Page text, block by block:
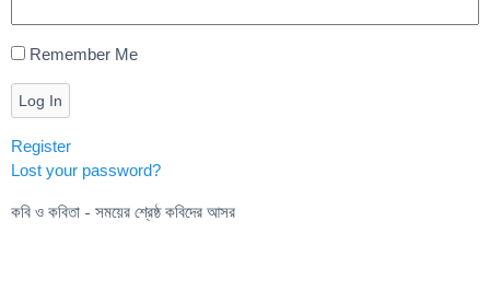
Remember Me
Log In
Register
Lost your password?
কবি ও কবিতা - সময়ের শ্রেষ্ঠ কবিদের আসর